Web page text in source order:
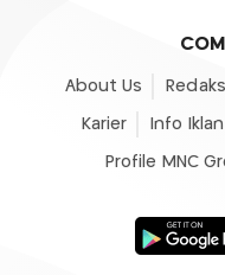
About Us
Karier Info Iklan
Profile MNC